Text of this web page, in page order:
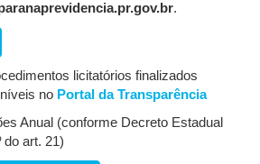
.
licitatórios finalizados
no Portal da Transparência
Anual (conforme Decreto Estadual
do art. 21)